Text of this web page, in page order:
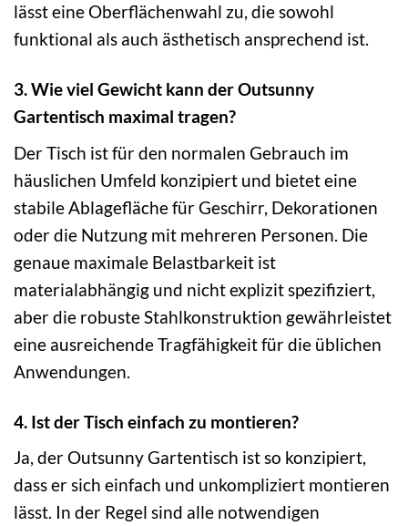
lässt eine Oberflächenwahl zu, die sowohl
funktional als auch ästhetisch ansprechend ist.
3. Wie viel Gewicht kann der Outsunny
Gartentisch maximal tragen?
Der Tisch ist für den normalen Gebrauch im
häuslichen Umfeld konzipiert und bietet eine
stabile Ablagefläche für Geschirr, Dekorationen
oder die Nutzung mit mehreren Personen. Die
genaue maximale Belastbarkeit ist
materialabhängig und nicht explizit spezifiziert,
aber die robuste Stahlkonstruktion gewährleistet
eine ausreichende Tragfähigkeit für die üblichen
Anwendungen.
4. Ist der Tisch einfach zu montieren?
Ja, der Outsunny Gartentisch ist so konzipiert,
dass er sich einfach und unkompliziert montieren
lässt. In der Regel sind alle notwendigen